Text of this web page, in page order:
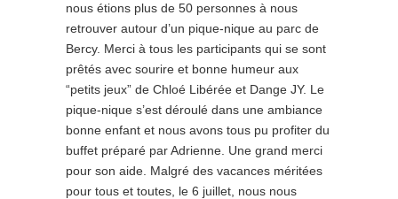
nous étions plus de 50 personnes à nous
retrouver autour d’un pique-nique au parc de
Bercy. Merci à tous les participants qui se sont
prêtés avec sourire et bonne humeur aux
“petits jeux” de Chloé Libérée et Dange JY. Le
pique-nique s’est déroulé dans une ambiance
bonne enfant et nous avons tous pu profiter du
buffet préparé par Adrienne. Une grand merci
pour son aide. Malgré des vacances méritées
pour tous et toutes, le 6 juillet, nous nous